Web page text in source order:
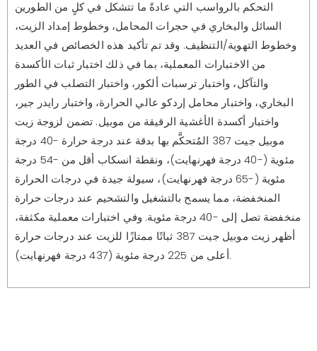
التحكم بالرواسب التي عادةً ما تتشكل في كلٍ من الطورين
السائل والبخاري في حجرات المحامل، وخطوط إمداد الزيت،
وخطوط التهوية/التنظيف. وقد تم تأكيد هذه الخصائص في العديد
من الاختبارات المعملية، بما في ذلك اختبار ثبات الأكسدة
والتآكل، واختبار ترسبات ألكور، واختبار التصلب في الطور
البخاري، واختبار محامل إردكو عالي الحرارة، واختبار رايدر جير،
واختبار أكسدة الأغشية الرقيقة من موبيل. تضمن لزوجة زيت
موبيل جيت 387 المُتحكَّم بها بدقة عند درجة حرارة -40 درجة
مئوية (-40 درجة فهرنهايت)، ونقطة انسكاب أقل من -54 درجة
مئوية (-65 درجة فهرنهايت)، سيولة جيدة في درجات الحرارة
المنخفضة، مما يسمح بالتشغيل والتشحيم عند درجات حرارة
منخفضة تصل إلى -40 درجة مئوية. وفي اختبارات معملية مكثفة،
أظهر زيت موبيل جيت 387 ثباتًا ممتازًا للزيت عند درجات حرارة
أعلى من 225 درجة مئوية (437 درجة فهرنهايت).